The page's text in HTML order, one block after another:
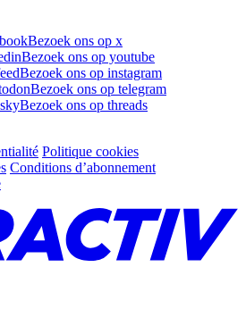
Bezoek ons op x
Bezoek ons op youtube
Bezoek ons op instagram
Bezoek ons op telegram
Bezoek ons op threads
Politique cookies
Conditions d’abonnement